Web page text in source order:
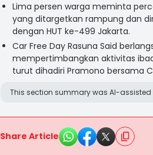
Lima persen warga meminta
yang ditargetkan rampung dan
dengan HUT ke-499 Jakarta.
Car Free Day Rasuna Said
mempertimbangkan aktivitas
turut dihadiri Pramono bersama
This section summary was AI-
Share Article